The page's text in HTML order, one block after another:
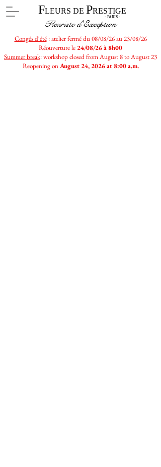
FLEURS DE PRESTIGE
- PARIS -
Fleuriste d'Exception
Congés d'été: atelier fermé du 08/08/26 au 23/08/26
Réouverture le 24/08/26 à 8h00
Summer break: workshop closed from August 8 to August 23
Reopening onAugust 24, 2026 at 8:00 a.m.